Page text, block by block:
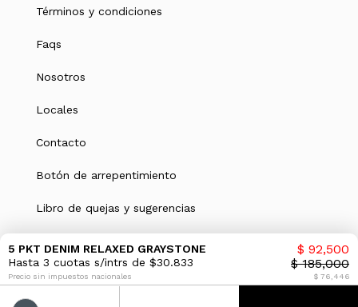
5 PKT DENIM RELAXED GRAYSTONE
Hasta 3 cuotas s/intrs de $30.833
Precio sin impuestos nacionales $ 76,446
$ 92,500
$ 185,000
Términos y condiciones
Faqs
Nosotros
Locales
Contacto
Botón de arrepentimiento
Libro de quejas y sugerencias